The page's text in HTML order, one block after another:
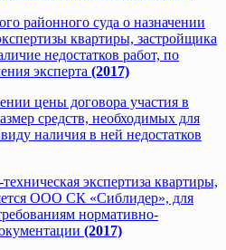
районного суда о назначении
квартиры, застройщика
недостатков работ, по
эксперта (2017)
цены договора участия в
средств, необходимых для
наличия в ней недостатков
экспертиза квартиры,
ООО СК «Сиблидер», для
нормативно-
(2017)